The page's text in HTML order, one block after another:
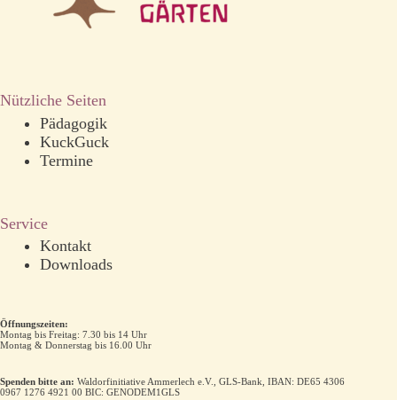
Nützliche Seiten
Pädagogik
KuckGuck
Termine
Service
Kontakt
Downloads
Öffnungszeiten:
Montag bis Freitag: 7.30 bis 14 Uhr
Montag & Donnerstag bis 16.00 Uhr
Spenden bitte an: Waldorfinitiative Ammerlech e.V., GLS-Bank, IBAN: DE65 4306
0967 1276 4921 00 BIC: GENODEM1GLS